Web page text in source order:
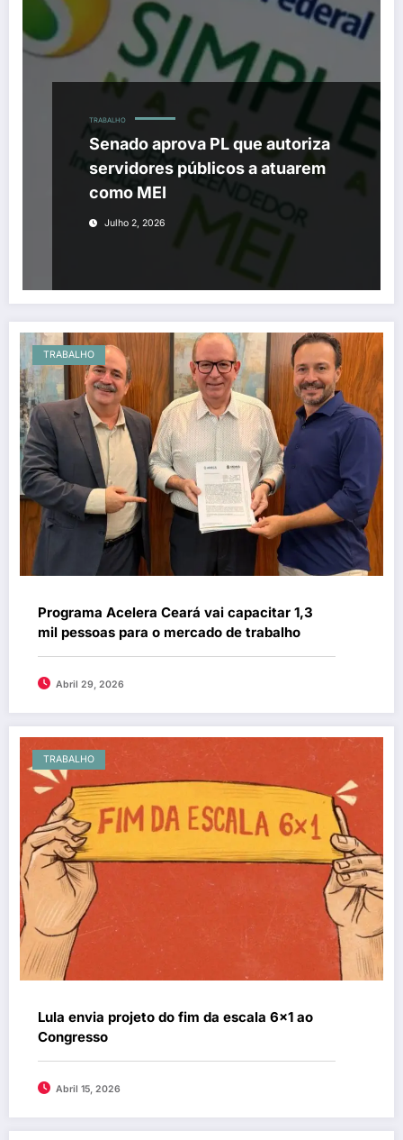
TRABALHO
Senado aprova PL que autoriza
servidores públicos a atuarem
como MEI
Julho 2, 2026
TRABALHO
Programa Acelera Ceará vai capacitar 1,3
mil pessoas para o mercado de trabalho
Abril 29, 2026
TRABALHO
Lula envia projeto do fim da escala 6×1 ao
Congresso
Abril 15, 2026